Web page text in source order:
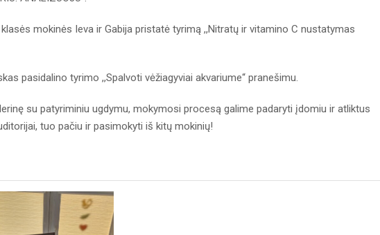
mokinės Ieva ir Gabija pristatė tyrimą ,,Nitratų ir vitamino C nustatymas
pasidalino tyrimo ,,Spalvoti vėžiagyviai akvariume“ pranešimu.
su patyriminiu ugdymu, mokymosi procesą galime padaryti įdomiu ir atliktus
tuo pačiu ir pasimokyti iš kitų mokinių!